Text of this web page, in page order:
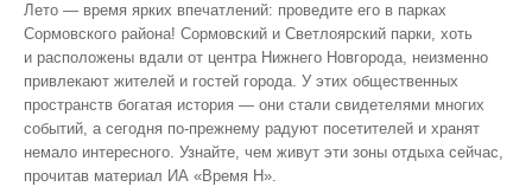
Лето — время ярких впечатлений: проведите его в парках
Сормовского района! Сормовский и Светлоярский парки, хоть
и расположены вдали от центра Нижнего Новгорода, неизменно
привлекают жителей и гостей города. У этих общественных
пространств богатая история — они стали свидетелями многих
событий, а сегодня по‑прежнему радуют посетителей и хранят
немало интересного. Узнайте, чем живут эти зоны отдыха сейчас,
прочитав материал ИА «Время Н».